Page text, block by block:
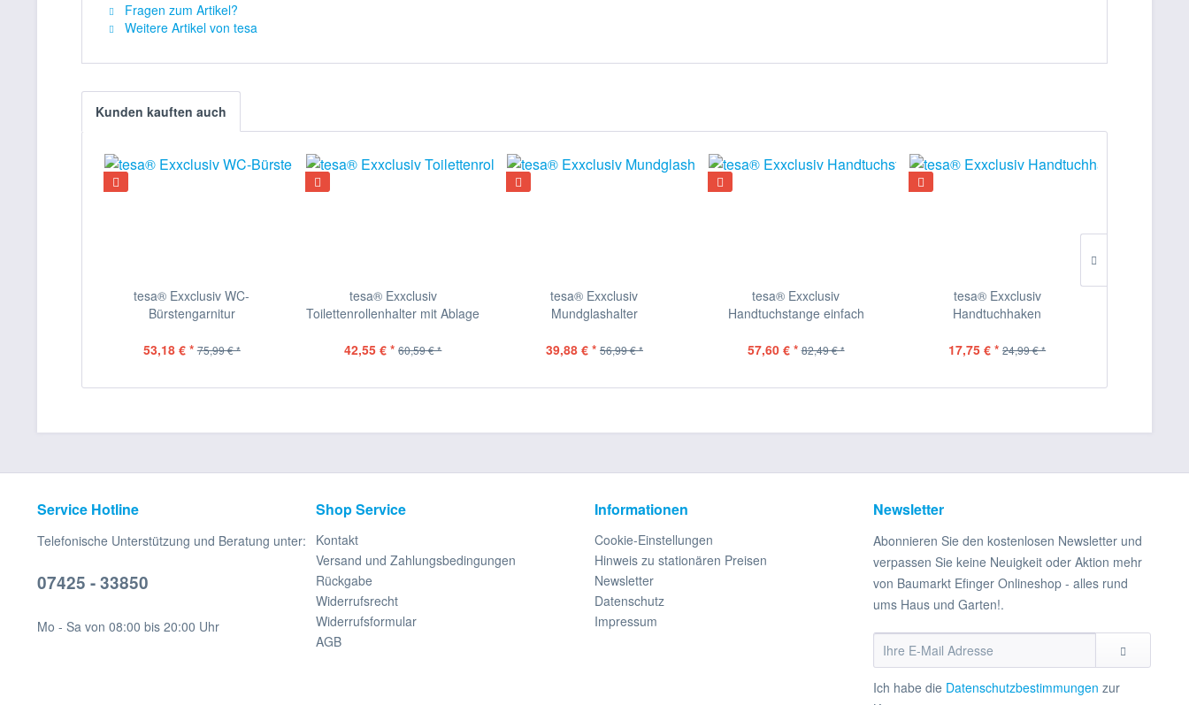
Fragen zum Artikel?
Weitere Artikel von tesa
Kunden kauften auch
tesa® Exxclusiv WC-
Bürstengarnitur
53,18 € * 75,99 € *
tesa® Exxclusiv
Toilettenrollenhalter mit Ablage
42,55 € * 60,59 € *
tesa® Exxclusiv
Mundglashalter
39,88 € * 56,99 € *
tesa® Exxclusiv
Handtuchstange einfach
57,60 € * 82,49 € *
tesa® Exxclusiv
Handtuchhaken
17,75 € * 24,99 € *
Service Hotline
Telefonische Unterstützung und Beratung unter:
07425 - 33850
Mo - Sa von 08:00 bis 20:00 Uhr
Shop Service
Kontakt
Versand und Zahlungsbedingungen
Rückgabe
Widerrufsrecht
Widerrufsformular
AGB
Informationen
Cookie-Einstellungen
Hinweis zu stationären Preisen
Newsletter
Datenschutz
Impressum
Newsletter
Abonnieren Sie den kostenlosen Newsletter und
verpassen Sie keine Neuigkeit oder Aktion mehr
von Baumarkt Efinger Onlineshop - alles rund
ums Haus und Garten!.
Ich habe die Datenschutzbestimmungen zur